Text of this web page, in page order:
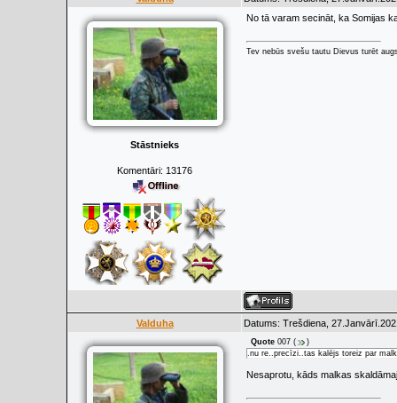
Stāstnieks
Komentāri: 13176
No tā varam secināt, ka Somijas
Tev nebūs svešu tautu Dievus turēt
Valduha Datums: Trešdiena,
Quote 007 (
)
.nu re..precīzi..tas kalējs toreiz par
Nesaprotu, kāds malkas